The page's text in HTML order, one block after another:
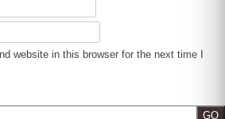
website in this browser for the next time I